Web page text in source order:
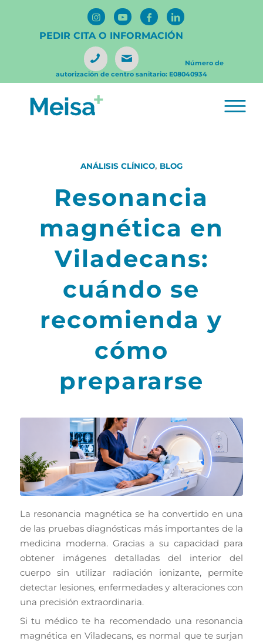
PEDIR CITA O INFORMACIÓN
Número de
autorización de centro sanitario: E08040934
ANÁLISIS CLÍNICO, BLOG
Resonancia
magnética en
Viladecans:
cuándo se
recomienda y
cómo
prepararse
La resonancia magnética se ha convertido en una
de las pruebas diagnósticas más importantes de la
medicina moderna. Gracias a su capacidad para
obtener imágenes detalladas del interior del
cuerpo sin utilizar radiación ionizante, permite
detectar lesiones, enfermedades y alteraciones con
una precisión extraordinaria.
Si tu médico te ha recomendado una resonancia
magnética en Viladecans, es normal que te surjan